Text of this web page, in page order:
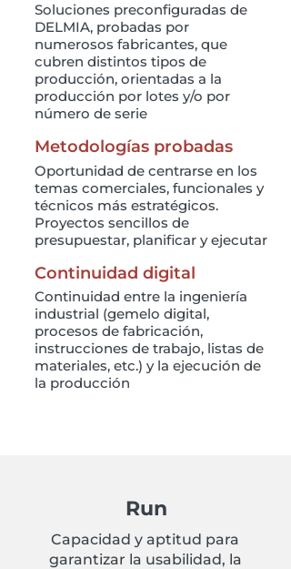
Soluciones preconfiguradas de
DELMIA, probadas por
numerosos fabricantes, que
cubren distintos tipos de
producción, orientadas a la
producción por lotes y/o por
número de serie
Metodologías probadas
Oportunidad de centrarse en los
temas comerciales, funcionales y
técnicos más estratégicos.
Proyectos sencillos de
presupuestar, planificar y ejecutar
Continuidad digital
Continuidad entre la ingeniería
industrial (gemelo digital,
procesos de fabricación,
instrucciones de trabajo, listas de
materiales, etc.) y la ejecución de
la producción
Run
Capacidad y aptitud para
garantizar la usabilidad, la